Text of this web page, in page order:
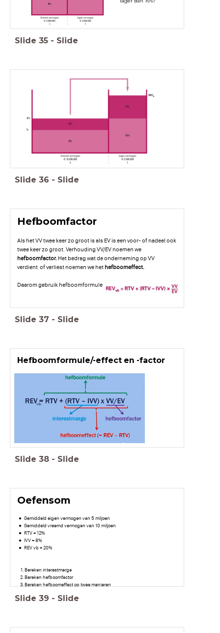
Slide 35 - Slide
Slide 36 - Slide
Hefboomfactor
Als het VV twee keer zo groot is als EV is een voor- of nadeel ook
twee keer zo groot. Verhouding VV/EV noemen we
hefboomfactor. Het bedrag wat de onderneming op VV
verdient of verliest noemen we het hefboomeffect.
Daarom gebruik hefboomformule:
Slide 37 - Slide
Hefboomformule/-effect en -factor
vb
Slide 38 - Slide
Oefensom
Gemiddeld eigen vermogen van 5 miljoen
Gemiddeld vreemd vermogen van 10 miljoen
RTV = 12%
IVV = 8%
REV vb = 20%
Bereken interestmarge
Bereken hefboomfactor
Bereken hefboomeffect op twee manieren
Slide 39 - Slide